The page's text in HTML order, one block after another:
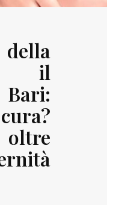
il
Bari:
oltre